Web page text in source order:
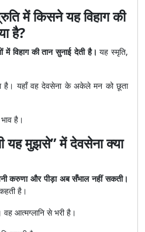
में किसने यह विहाग की
है?
विहाग की तान सुनाई देती है। यह स्मृति,
है। यहाँ वह देवसेना के अकेले मन को छूता
है।
यह मुझसे” में देवसेना क्या
करुणा और पीड़ा अब सँभाल नहीं सकती।
है।
आत्मग्लानि से भरी है।